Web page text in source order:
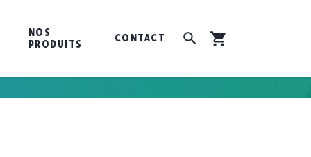
NOS
PRODUITS
CONTACT